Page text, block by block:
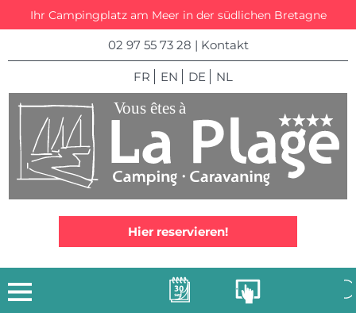
Ihr Campingplatz am Meer in der südlichen Bretagne
02 97 55 73 28 | Kontakt
FR EN DE NL
Hier reservieren!